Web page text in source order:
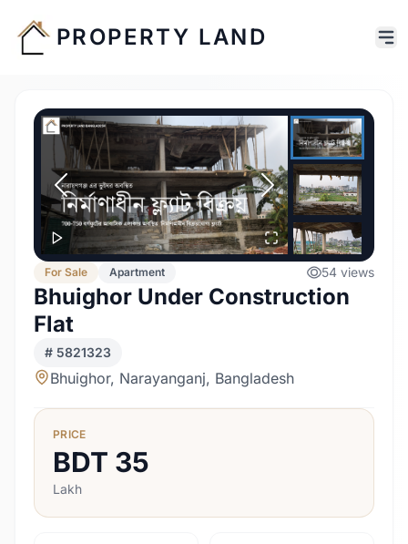
PROPERTY LAND
For Sale Apartment 54 views
Bhuighor Under Construction
Flat
# 5821323
Bhuighor, Narayanganj, Bangladesh
PRICE
BDT 35
Lakh